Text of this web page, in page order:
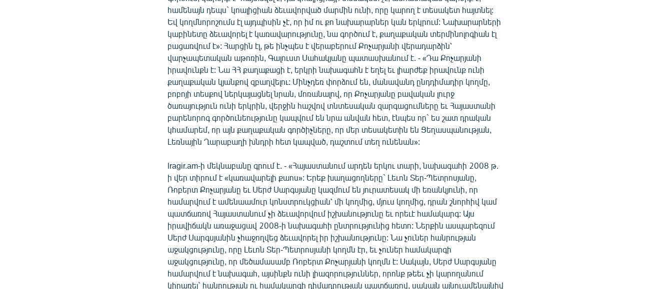
համենայն դեպս` կոալիցիան ձեւավորված մարմին ունի, որը կարող է տեսակետ հայտնել:
Եվ կողմնորոշումս էլ այդպիսին չէ, որ իմ ու քո նախարարներ կան երկրում: Նախարարների
կաբինետը ձեւավորել է կառավարությունը, նա գործում է, քաղաքական տերմինոլոգիան էլ
բացառվում է»: Հարցին էլ, թե ինչպես է վերաբերում Քոչարյանի վերադարձին՝
վարչապետական աթոռին, Գալուստ Սահակյանը պատասխանում է. - «Դա Քոչարյանի
իրավունքն է: Նա ՀՀ քաղաքացի է, երկրի նախագահն է եղել եւ լիարժեք իրավունք ունի
քաղաքական կյանքով զբաղվելու: Մինչդեռ փորձում են, մանավանդ ընդդիմադիր կողմը,
բոբոյի տեսքով ներկայացնել նրան, մոռանալով, որ Քոչարյանը բավական լուրջ
ծառայություն ունի երկրին, վերջին հաշվով տնտեսական զարգացումները եւ Հայաստանի
բարենորոգ գործունեությունը կապվում են նրա անվան հետ, էնպես որ` ես շատ դրական
կհամարեմ, որ այն քաղաքական գործիչները, որ մեր տեսակետին են Ցեղասպանության,
Լեռնային Ղարաբաղի խնդրի հետ կապված, դաշտում տեղ ունենան»:
lragir.am-ի մեկնաբանը գրում է. - «Հայաստանում արդեն երկու տարի, նախագահի 2008 թ.
ի վեր տիրում է «կառավարելի քաոս»: Երեք խաղացողները` Լեւոն Տեր-Պետրոսյանը,
Ռոբերտ Քոչարյանը եւ Սերժ Սարգսյանը կազմում են յուրատեսակ մի եռանկյունի, որ
համարվում է ամենաամուր կոնստրուկցիան՝ մի կողմից, մյուս կողմից, դրան շնորհիվ կամ
պատճառով Հայաստանում չի ձեւավորվում իշխանությունը եւ որեւէ համակարգ: Այս
իրավիճակն առաջացավ 2008-ի նախագահի ընտրությունից հետո: Ներքին ասպարեզում
Սերժ Սարգսյանին չհաջողվեց ձեւավորել իր իշխանությունը: Նա չուներ հանրության
աջակցությունը, որը Լեւոն Տեր-Պետրոսյանի կողմն էր, եւ չուներ համակարգի
աջակցությունը, որ մեծամասամբ Ռոբերտ Քոչարյանի կողմն է: Սակայն, Սերժ Սարգսյանը
համարվում է նախագահ, այսինքն ունի լիազորություններ, որոնք թեեւ չի կարողանում
կիրառել` հանրության ու համակարգի դիմադրության պատճառով, սակայն այնուամենայնիվ